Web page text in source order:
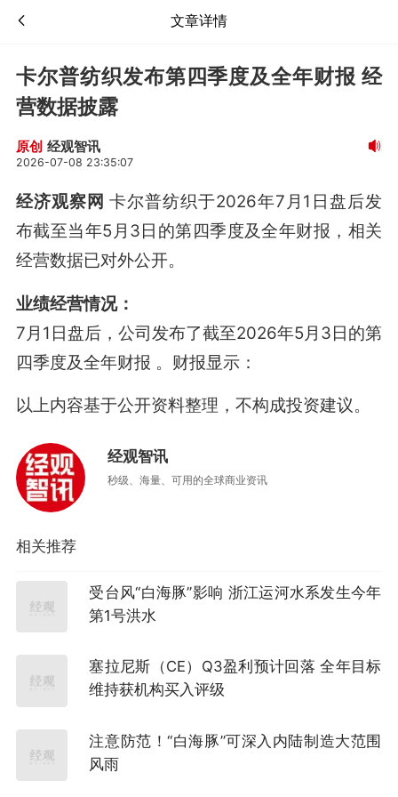
文章详情
卡尔普纺织发布第四季度及全年财报 经
营数据披露
原创 经观智讯
2026-07-08 23:35:07
经济观察网 卡尔普纺织于2026年7月1日盘后发
布截至当年5月3日的第四季度及全年财报，相关
经营数据已对外公开。
业绩经营情况：
7月1日盘后，公司发布了截至2026年5月3日的第
四季度及全年财报 。财报显示：
以上内容基于公开资料整理，不构成投资建议。
经观智讯
秒级、海量、可用的全球商业资讯
相关推荐
受台风“白海豚”影响 浙江运河水系发生今年
第1号洪水
塞拉尼斯（CE）Q3盈利预计回落 全年目标
维持获机构买入评级
注意防范！“白海豚”可深入内陆制造大范围
风雨